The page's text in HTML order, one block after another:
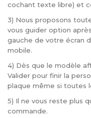
cochant texte libre) et
3) Nous proposons
vous guider option
gauche de votre écran
mobile.
4) Dès que le modèle
Valider pour finir la
plaque même si toutes
5) Il ne vous reste plus
commande.